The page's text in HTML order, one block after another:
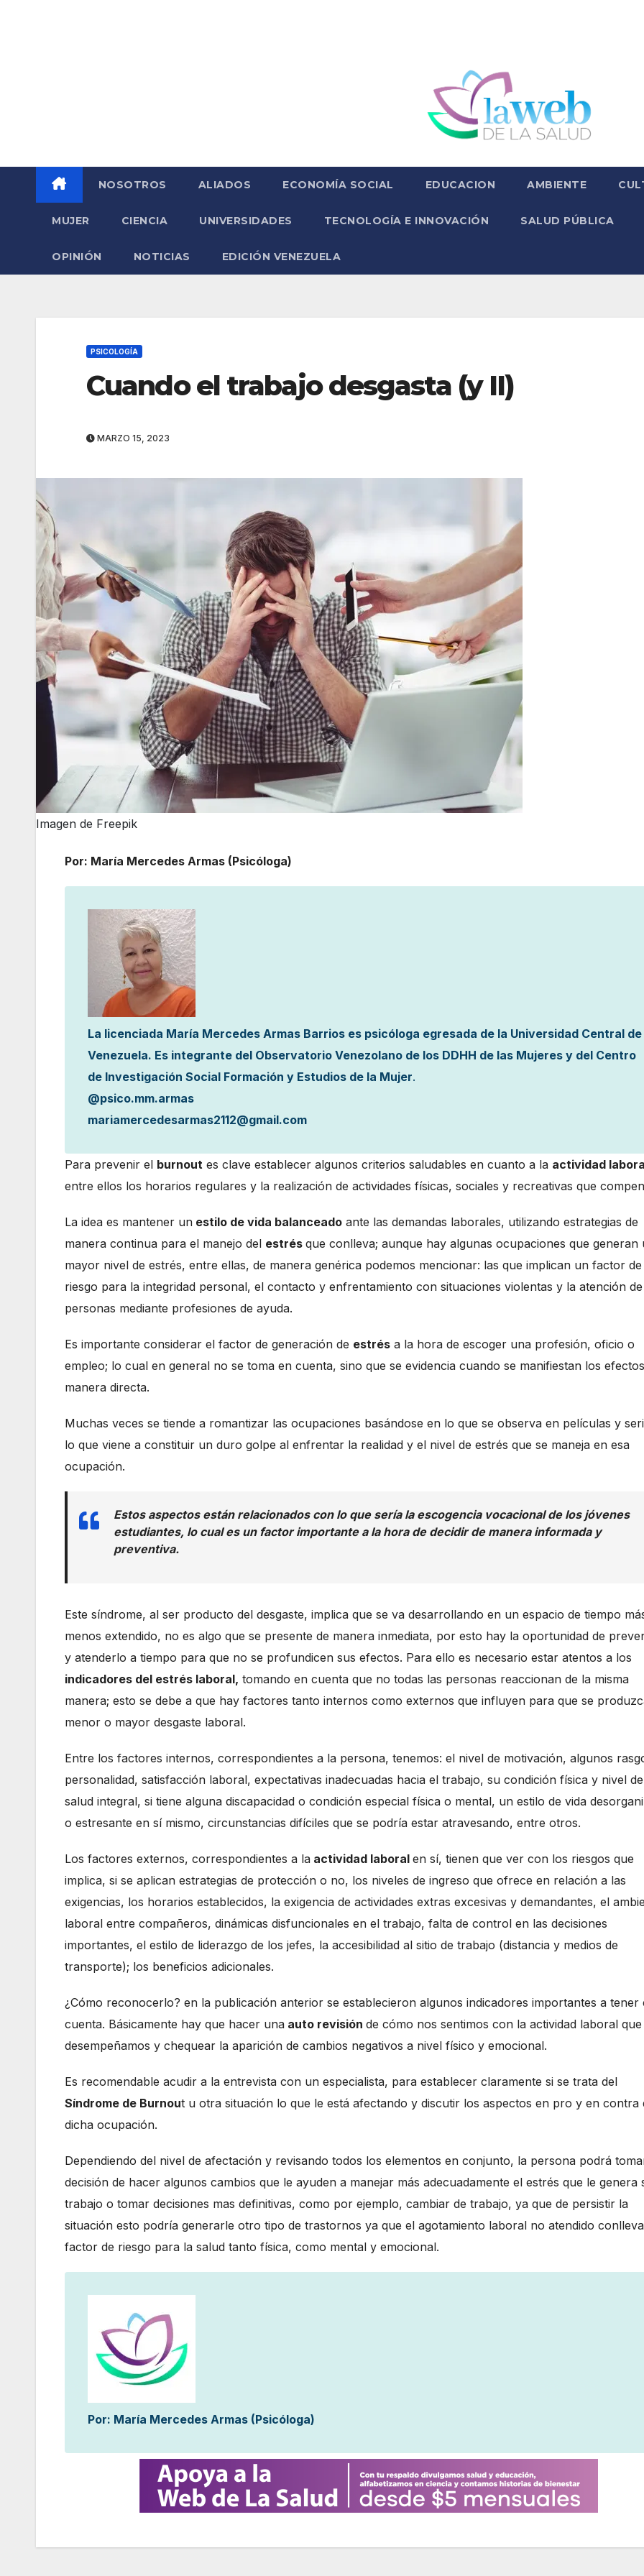
NOSOTROS ALIADOS ECONOMÍA SOCIAL EDUCACION AMBIENTE
MUJER CIENCIA UNIVERSIDADES TECNOLOGÍA E INNOVACIÓN SALUD PÚBLICA
OPINIÓN NOTICIAS EDICIÓN VENEZUELA
PSICOLOGÍA
Cuando el trabajo desgasta (y II)
MARZO 15, 2023
Imagen de Freepik
Por: María Mercedes Armas (Psicóloga)
La licenciada María Mercedes Armas Barrios es psicóloga egresada de la Universidad Central de
Venezuela. Es integrante del Observatorio Venezolano de los DDHH de las Mujeres y del Centro
de Investigación Social Formación y Estudios de la Mujer.
@psico.mm.armas
mariamercedesarmas2112@gmail.com
Para prevenir el burnout es clave establecer algunos criterios saludables en cuanto a la actividad
entre ellos los horarios regulares y la realización de actividades físicas, sociales y recreativas que
La idea es mantener un estilo de vida balanceado ante las demandas laborales, utilizando estrategias de
manera continua para el manejo del estrés que conlleva; aunque hay algunas ocupaciones que generan
mayor nivel de estrés, entre ellas, de manera genérica podemos mencionar: las que implican un factor de
riesgo para la integridad personal, el contacto y enfrentamiento con situaciones violentas y la atención de
personas mediante profesiones de ayuda.
Es importante considerar el factor de generación de estrés a la hora de escoger una profesión, oficio o
empleo; lo cual en general no se toma en cuenta, sino que se evidencia cuando se manifiestan los
manera directa.
Muchas veces se tiende a romantizar las ocupaciones basándose en lo que se observa en películas y
lo que viene a constituir un duro golpe al enfrentar la realidad y el nivel de estrés que se maneja en esa
ocupación.
Estos aspectos están relacionados con lo que sería la escogencia vocacional de los jóvenes
estudiantes, lo cual es un factor importante a la hora de decidir de manera informada y
preventiva.
Este síndrome, al ser producto del desgaste, implica que se va desarrollando en un espacio de tiempo
menos extendido, no es algo que se presente de manera inmediata, por esto hay la oportunidad de
y atenderlo a tiempo para que no se profundicen sus efectos. Para ello es necesario estar atentos a los
indicadores del estrés laboral, tomando en cuenta que no todas las personas reaccionan de la misma
manera; esto se debe a que hay factores tanto internos como externos que influyen para que se
menor o mayor desgaste laboral.
Entre los factores internos, correspondientes a la persona, tenemos: el nivel de motivación, algunos
personalidad, satisfacción laboral, expectativas inadecuadas hacia el trabajo, su condición física y nivel de
salud integral, si tiene alguna discapacidad o condición especial física o mental, un estilo de vida
o estresante en sí mismo, circunstancias difíciles que se podría estar atravesando, entre otros.
Los factores externos, correspondientes a la actividad laboral en sí, tienen que ver con los riesgos que
implica, si se aplican estrategias de protección o no, los niveles de ingreso que ofrece en relación a las
exigencias, los horarios establecidos, la exigencia de actividades extras excesivas y demandantes, el
laboral entre compañeros, dinámicas disfuncionales en el trabajo, falta de control en las decisiones
importantes, el estilo de liderazgo de los jefes, la accesibilidad al sitio de trabajo (distancia y medios de
transporte); los beneficios adicionales.
¿Cómo reconocerlo? en la publicación anterior se establecieron algunos indicadores importantes a tener
cuenta. Básicamente hay que hacer una auto revisión de cómo nos sentimos con la actividad laboral que
desempeñamos y chequear la aparición de cambios negativos a nivel físico y emocional.
Es recomendable acudir a la entrevista con un especialista, para establecer claramente si se trata del
Síndrome de Burnout u otra situación lo que le está afectando y discutir los aspectos en pro y en contra
dicha ocupación.
Dependiendo del nivel de afectación y revisando todos los elementos en conjunto, la persona podrá
decisión de hacer algunos cambios que le ayuden a manejar más adecuadamente el estrés que le genera
trabajo o tomar decisiones mas definitivas, como por ejemplo, cambiar de trabajo, ya que de persistir la
situación esto podría generarle otro tipo de trastornos ya que el agotamiento laboral no atendido
factor de riesgo para la salud tanto física, como mental y emocional.
Por: María Mercedes Armas (Psicóloga)